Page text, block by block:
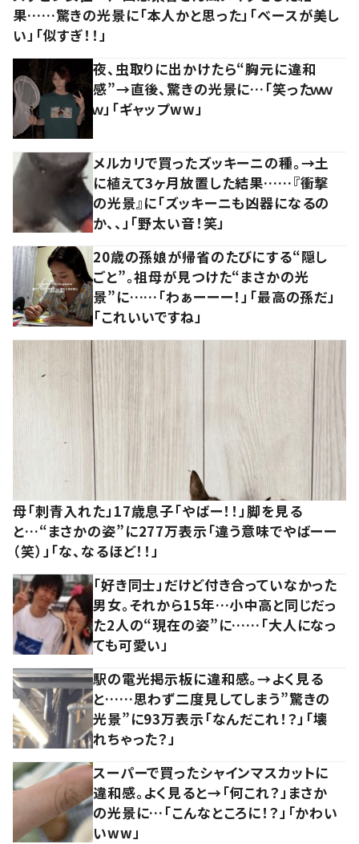
果……驚きの光景に「本人かと思った」「ベースが美し
い」「似すぎ！！」
夜、虫取りに出かけたら“胸元に違和
感”→直後、驚きの光景に…「笑ったｗｗ
ｗ」「ギャップww」
メルカリで買ったズッキーニの種。→土
に植えて3ヶ月放置した結果……『衝撃
の光景』に「ズッキーニも凶器になるの
か、、」「野太い音！笑」
20歳の孫娘が帰省のたびにする“隠し
ごと”。祖母が見つけた“まさかの光
景”に……「わぁーーー！」「最高の孫だ」
「これいいですね」
母「刺青入れた」17歳息子「やばー！！」脚を見る
と…“まさかの姿”に277万表示「違う意味でやばーー
（笑）」「な、なるほど！！」
「好き同士」だけど付き合っていなかった
男女。それから15年…小中高と同じだっ
た2人の“現在の姿”に……「大人になっ
ても可愛い」
駅の電光掲示板に違和感。→よく見る
と……思わず二度見してしまう”驚きの
光景”に93万表示「なんだこれ！？」「壊
れちゃった？」
スーパーで買ったシャインマスカットに
違和感。よく見ると→「何これ？」まさか
の光景に…「こんなところに！？」「かわい
いww」